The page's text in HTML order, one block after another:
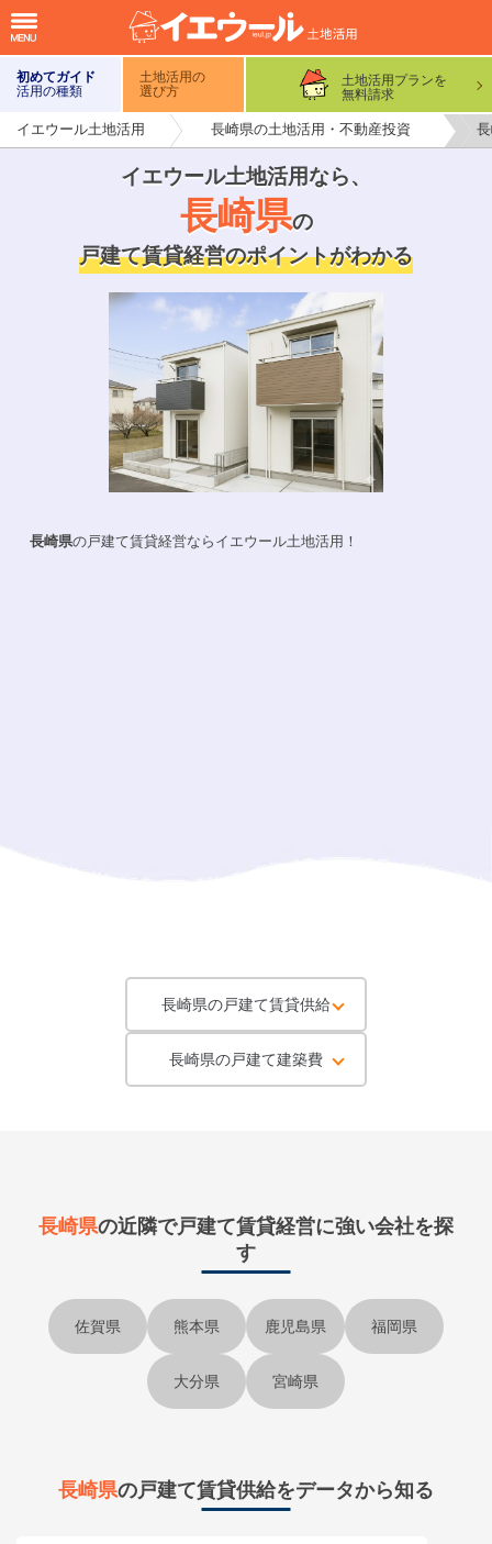
初めてガイド
活用の種類
土地活用の
選び方
土地活用プランを
無料請求
イエウール土地活用 長崎県の土地活用・不動産投資
イエウール土地活用なら、
長崎県の
戸建て賃貸経営のポイントがわかる
長崎県の戸建て賃貸経営ならイエウール土地活用！
長崎県の戸建て賃貸供給
長崎県の戸建て建築費
長崎県の近隣で戸建て賃貸経営に強い会社を探
す
佐賀県 熊本県 鹿児島県 福岡県
大分県 宮崎県
長崎県の戸建て賃貸供給をデータから知る